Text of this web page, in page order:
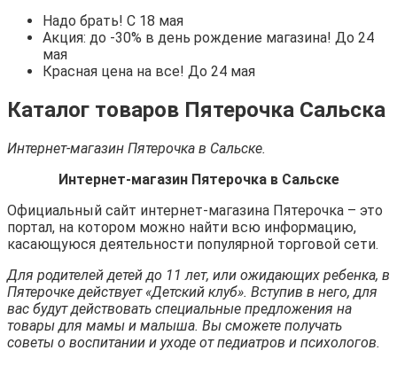
Надо брать! C 18 мая
Акция: до -30% в день рождение магазина! До 24
мая
Красная цена на все! До 24 мая
Каталог товаров Пятерочка Сальска
Интернет-магазин Пятерочка в Сальске.
Интернет-магазин Пятерочка в Сальске
Официальный сайт интернет-магазина Пятерочка – это
портал, на котором можно найти всю информацию,
касающуюся деятельности популярной торговой сети.
Для родителей детей до 11 лет, или ожидающих ребенка, в
Пятерочке действует «Детский клуб». Вступив в него, для
вас будут действовать специальные предложения на
товары для мамы и малыша. Вы сможете получать
советы о воспитании и уходе от педиатров и психологов.